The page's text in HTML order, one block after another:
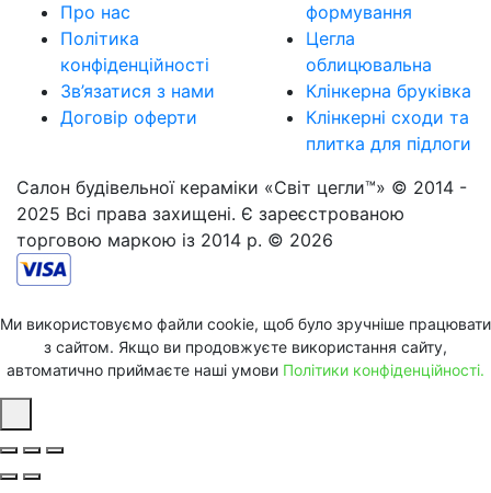
Про нас
Політика
конфіденційності
Зв’язатися з нами
Договір оферти
формування
Цегла
облицювальна
Клінкерна бруківка
Клінкерні сходи та
плитка для підлоги
Салон будівельної кераміки «Світ цегли™» © 2014 -
2025 Всі права захищені. Є зареєстрованою
торговою маркою із 2014 р. © 2026
Ми використовуємо файли cookie, щоб було зручніше працювати
з сайтом. Якщо ви продовжуєте використання сайту,
автоматично приймаєте наші умови Політики конфіденційності.